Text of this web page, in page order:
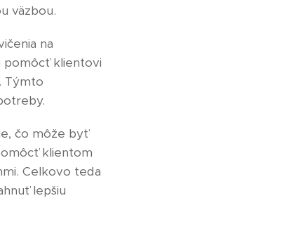
väzbou.
na
pomôcť klientovi
Týmto
čo môže byť
klientom
Celkovo teda
lepšiu